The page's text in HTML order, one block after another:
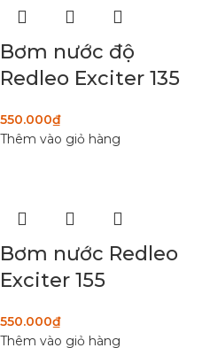
Bơm nước độ
Redleo Exciter 135
550.000₫
Thêm vào giỏ hàng
Bơm nước Redleo
Exciter 155
550.000₫
Thêm vào giỏ hàng